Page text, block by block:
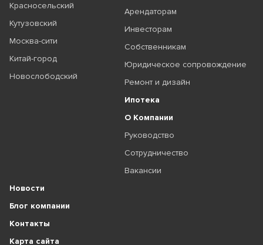
Красносельский
Кутузовский
Москва-сити
Китай-город
Новослободский
Арендаторам
Инвесторам
Собственникам
Юридическое сопровождение
Ремонт и дизайн
Ипотека
О Компании
Руководство
Сотрудничество
Вакансии
Новости
Блог компании
Контакты
Карта сайта